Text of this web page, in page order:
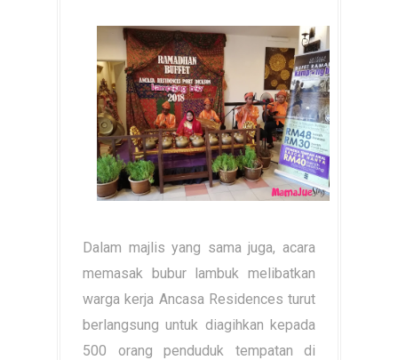
Dalam majlis yang sama juga, acara
memasak bubur lambuk melibatkan
warga kerja Ancasa Residences turut
berlangsung untuk diagihkan kepada
500 orang penduduk tempatan di